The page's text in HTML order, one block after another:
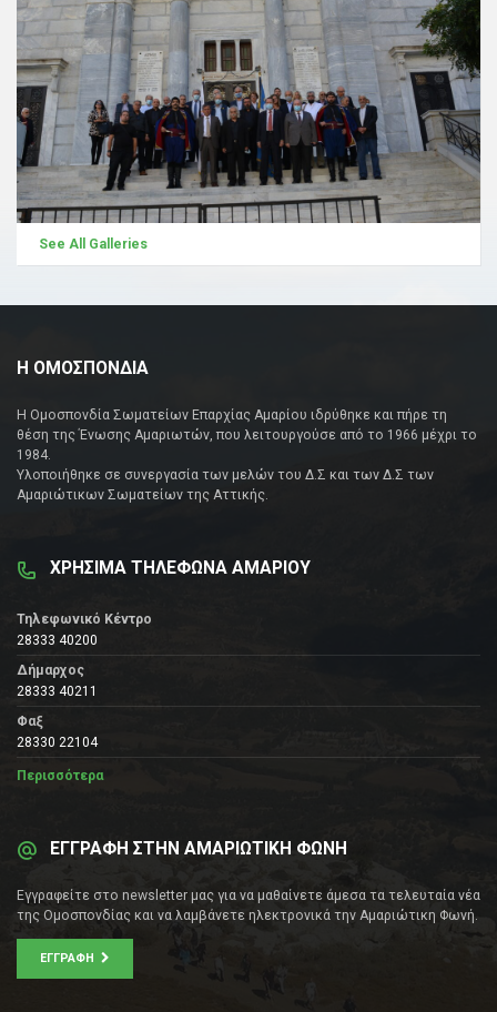
See All Galleries
Η ΟΜΟΣΠΟΝΔΙΑ
Η Ομοσπονδία Σωματείων Επαρχίας Αμαρίου ιδρύθηκε και πήρε τη
θέση της Ένωσης Αμαριωτών, που λειτουργούσε από το 1966 μέχρι το
1984.
Υλοποιήθηκε σε συνεργασία των μελών του Δ.Σ και των Δ.Σ των
Αμαριώτικων Σωματείων της Αττικής.
ΧΡΗΣΙΜΑ ΤΗΛΕΦΩΝΑ ΑΜΑΡΙΟΥ
Τηλεφωνικό Κέντρο
28333 40200
Δήμαρχος
28333 40211
Φαξ
28330 22104
Περισσότερα
ΕΓΓΡΑΦΗ ΣΤΗΝ ΑΜΑΡΙΩΤΙΚΗ ΦΩΝΗ
Εγγραφείτε στο newsletter μας για να μαθαίνετε άμεσα τα τελευταία νέα
της Ομοσπονδίας και να λαμβάνετε ηλεκτρονικά την Αμαριώτικη Φωνή.
ΕΓΓΡΑΦΉ